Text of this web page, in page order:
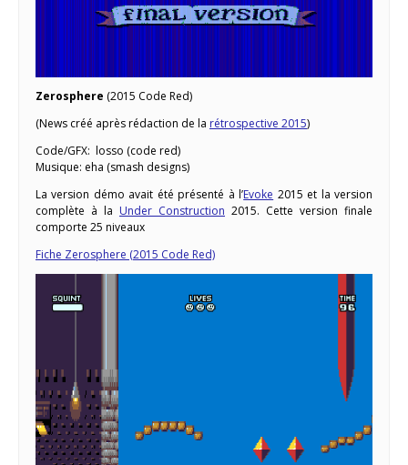
Zerosphere (2015 Code Red)
(News créé après rédaction de la rétrospective 2015)
Code/GFX: losso (code red)
Musique: eha (smash designs)
La version démo avait été présenté à l’Evoke 2015 et la version
complète à la Under Construction 2015. Cette version finale
comporte 25 niveaux
Fiche Zerosphere (2015 Code Red)